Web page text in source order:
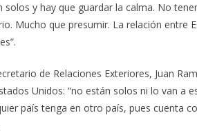
solos y hay que guardar la calma. No
Mucho que presumir. La relación entre
de Relaciones Exteriores, Juan
Unidos: “no están solos ni lo van a
país tenga en otro país, pues cuenta